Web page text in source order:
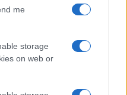
me
storage
on web or
il gala del Big Art
Holding e il Comune di